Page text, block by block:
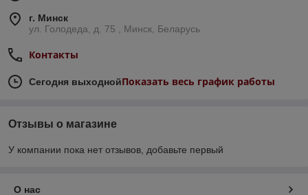
г. Минск
ул. Голодеда, д. 75 , Минск, Беларусь
Контакты
Сегодня выходнойПоказать весь график работы
Отзывы о магазине
У компании пока нет отзывов, добавьте первый
О нас